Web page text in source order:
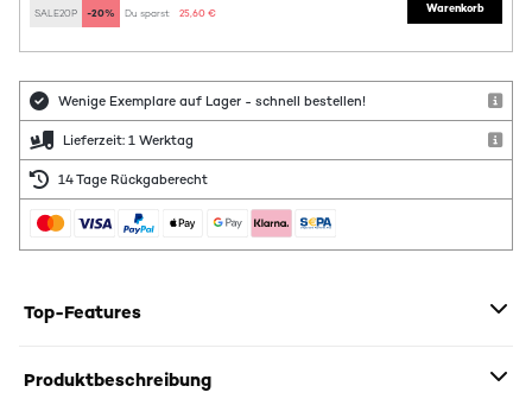
SALE20P -20% Du sparst: 25,60 €
Warenkorb
Wenige Exemplare auf Lager - schnell bestellen!
Lieferzeit: 1 Werktag
14 Tage Rückgaberecht
Top-Features
Produktbeschreibung